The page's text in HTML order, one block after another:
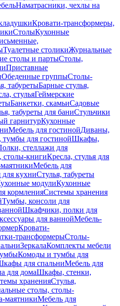
Наматрасники, чехлы на
Кровати-трансформеры,
СтолыКухонные
Туалетные столикиЖурнальные
столы и партыСтолы,
Приставные
Обеденные группыСтолы-
табуретыБарные стулья,
стульяГеймерские
Банкетки, скамьиСадовые
табуреты для баниСтульчики
гарнитурКухонные
Мебель для гостинойДиваны,
для гостинойШкафы,
стеллажи для
столы-книгиКресла, стулья для
Мебель для
для кухниСтулья, табуреты
модулиКухонные
кормленияСистемы хранения
Тумбы, консоли для
Шкафчики, полки для
для ваннойМебель-
Кровати-
трансформерыСтолы-
ЗеркалаКомплекты мебели
Комоды и тумбы для
для спальниМебель для
для домаШкафы, стенки,
храненияСтулья,
столы, столы-
маятникиМебель для